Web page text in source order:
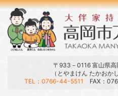
〒933－0116 富山県高
（とやまけん たかおか
TEL：0766-44-5511
FAX：